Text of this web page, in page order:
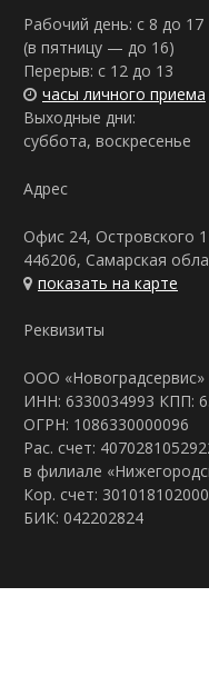
Рабочий день: с 8 до 17
(в пятницу — до 16)
Перерыв: с 12 до 13
часы личного приема
Выходные дни:
суббота, воскресенье
Адрес
Офис 24, Островского
446206, Самарская
показать на карте
Реквизиты
ООО «Новоградсервис»
ИНН: 6330034993 КПП:
ОГРН: 1086330000096
Рас. счет:
в филиале
Кор. счет:
БИК: 042202824